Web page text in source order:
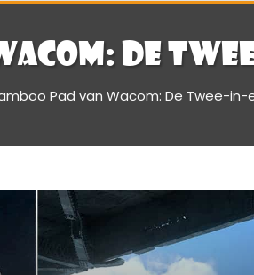
De
Pad van Wacom: De Twee-in-